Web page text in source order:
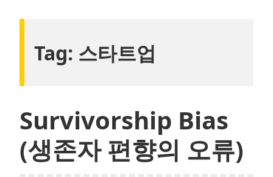
Tag: 스타트업
Survivorship Bias
(생존자 편향의 오류)